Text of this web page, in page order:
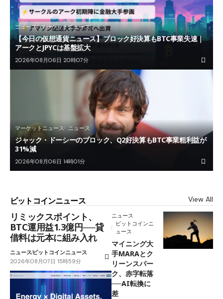
ニュース マーケットニュース
【今日の仮想通貨ニュース】ブロック好決算もBTC事業失速｜
アークとJPYCは基盤拡大
2026年08月06日 20時07分
マーケットニュース ニュース
ジャック・ドーシーのブロック、Q2好決算もBTC事業粗利益が
31%減
2026年08月06日 14時01分
ビットコインニュース View All
リミックスポイント、
BTC運用益1.3億円──貸
借料は元本に組み入れ
ニュースビットコインニュース
2026年08月07日 15時59分
ニュース
ビットコインニ
ュース
マイニング大
手MARAとク
リーンスパー
ク、赤字転落
──AI転換に
差